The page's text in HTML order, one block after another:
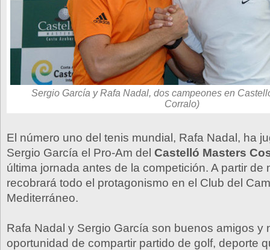
Sergio García y Rafa Nadal, dos campeones en
Corralo)
El número uno del tenis mundial, Rafa Nadal, ha
Sergio García el Pro-Am del Castelló Masters
última jornada antes de la competición. A partir de
recobrará todo el protagonismo en el Club del
Mediterráneo.
Rafa Nadal y Sergio García son buenos amigos y
oportunidad de compartir partido de golf, deporte